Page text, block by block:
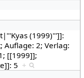
(1999)''']]:
Auflage: 2; Verlag:
[[1999]];
5 +